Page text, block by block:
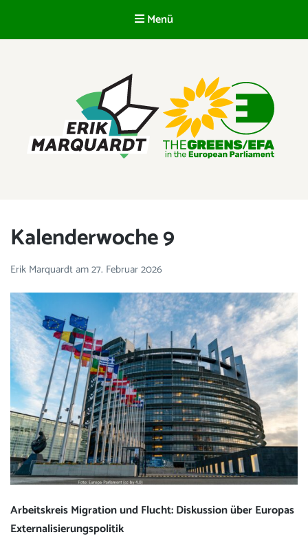
Menü
Kalenderwoche 9
Erik Marquardtam27. Februar 2026
Arbeitskreis Migration und Flucht: Diskussion über Europas
Externalisierungspolitik